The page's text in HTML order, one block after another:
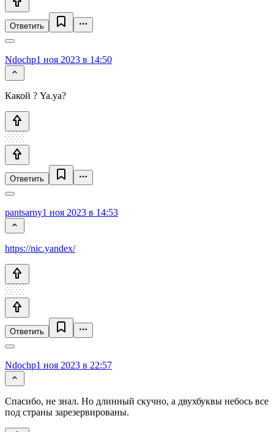
Ответить
Ndochp1 ноя 2023 в 14:50
Какой ? Ya.ya?
Ответить
pantsarny1 ноя 2023 в 14:53
https://nic.yandex/
Ответить
Ndochp1 ноя 2023 в 22:57
Спасибо, не знал. Но длинный скучно, а двухбуквы небось все
под страны зарезервированы.